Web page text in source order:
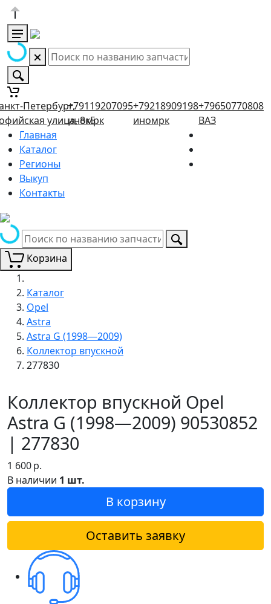
Петербург,
улица, 8к5
+79119207095
иномрк
+79218909198
иномрк
+79650770808
ВАЗ
Главная
Каталог
Регионы
Выкуп
Контакты
Корзина
Каталог
Opel
Astra
Astra G (1998—2009)
Коллектор впускной
277830
Коллектор впускной Opel
Astra G (1998—2009) 90530852
| 277830
1 600р.
В наличии 1 шт.
В корзину
Оставить заявку